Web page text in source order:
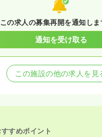
この求人の募集再開を通知しま
通知を受け取る
この施設の他の求人を見
すめポイント